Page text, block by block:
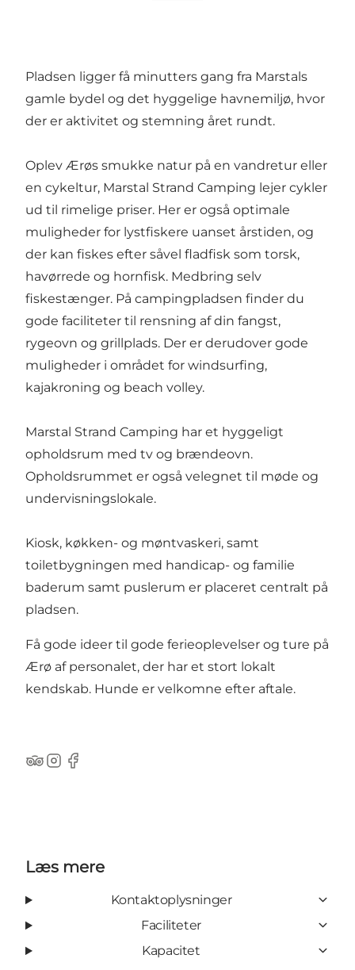
Pladsen ligger få minutters gang fra Marstals
gamle bydel og det hyggelige havnemiljø, hvor
der er aktivitet og stemning året rundt.
Oplev Ærøs smukke natur på en vandretur eller
en cykeltur, Marstal Strand Camping lejer cykler
ud til rimelige priser. Her er også optimale
muligheder for lystfiskere uanset årstiden, og
der kan fiskes efter såvel fladfisk som torsk,
havørrede og hornfisk. Medbring selv
fiskestænger. På campingpladsen finder du
gode faciliteter til rensning af din fangst,
rygeovn og grillplads. Der er derudover gode
muligheder i området for windsurfing,
kajakroning og beach volley.
Marstal Strand Camping har et hyggeligt
opholdsrum med tv og brændeovn.
Opholdsrummet er også velegnet til møde og
undervisningslokale.
Kiosk, køkken- og møntvaskeri, samt
toiletbygningen med handicap- og familie
baderum samt puslerum er placeret centralt på
pladsen.
Få gode ideer til gode ferieoplevelser og ture på
Ærø af personalet, der har et stort lokalt
kendskab. Hunde er velkomne efter aftale.
Tripadvisor
Instagram
Facebook
Læs mere
Kontaktoplysninger
Faciliteter
Kapacitet